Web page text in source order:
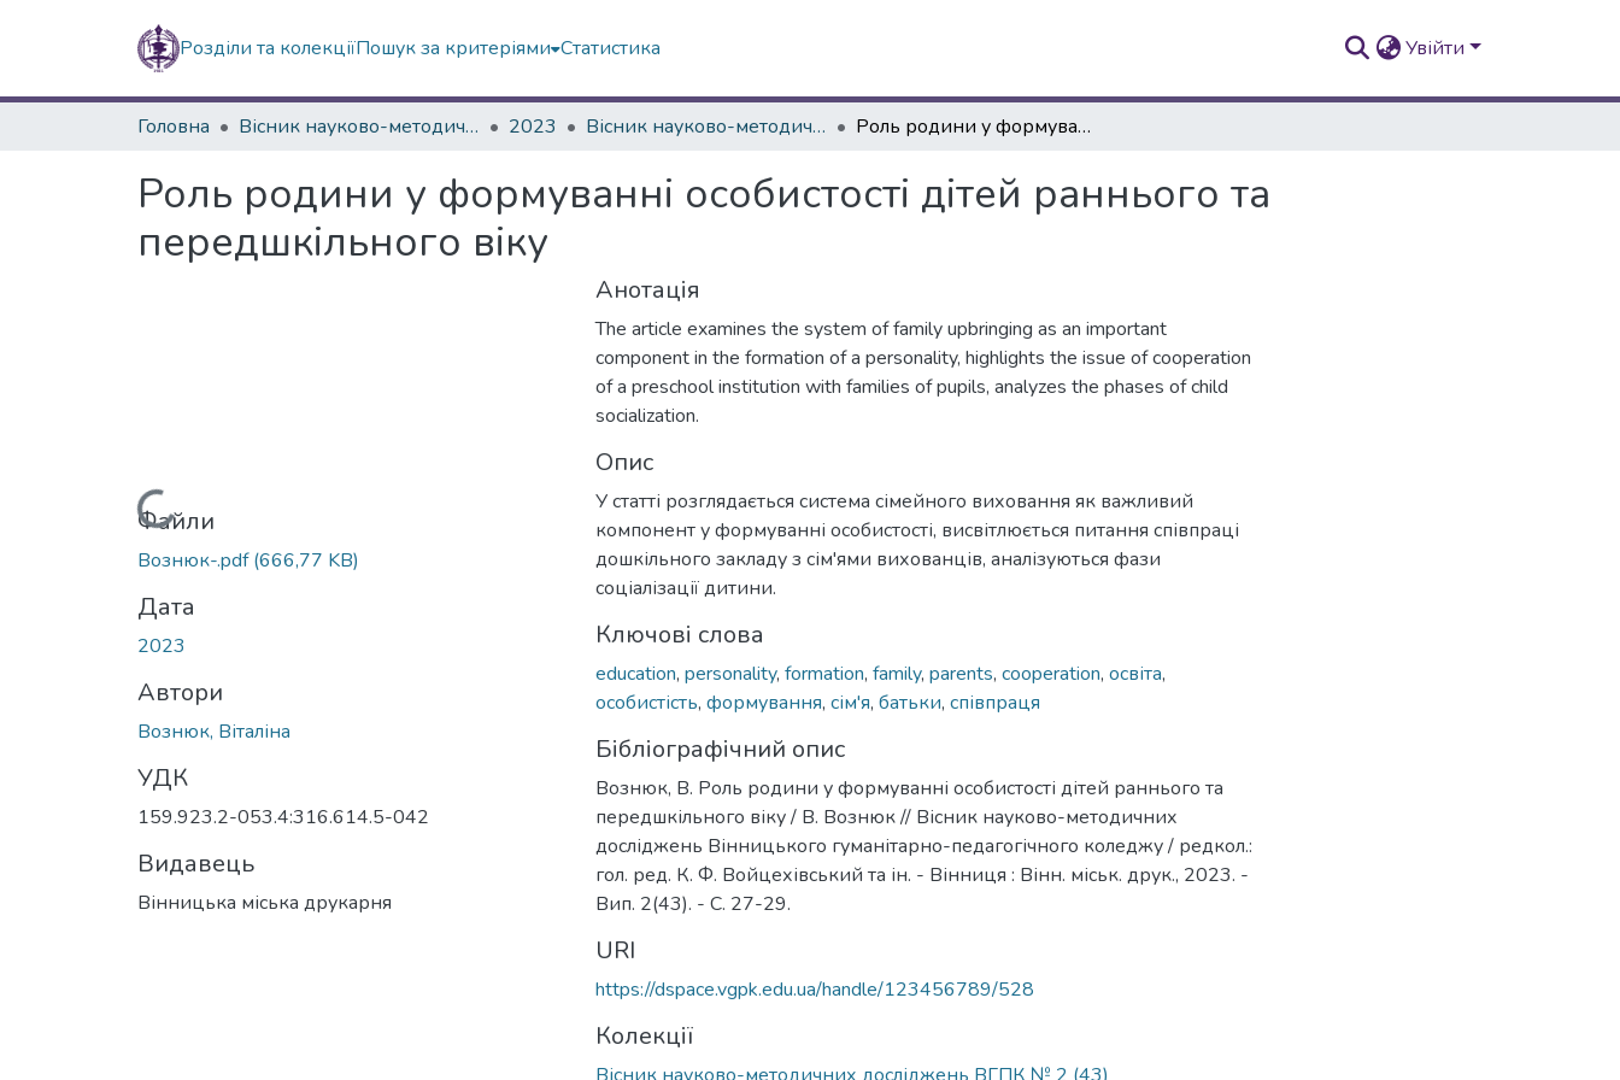
Розділи та колекціїПошук за критеріями Статистика Увійти
Головна Вісник науково-методичних досліджень ВГПК 2023 Вісник науково-методичних досліджень ВГПК № 2 (43) Роль родини у формуванні особистості дітей раннього та передшкільного віку
Роль родини у формуванні особистості дітей раннього та
передшкільного віку
Вантажиться...
Файли
Вознюк-.pdf(666,77 KB)
Дата
2023
Автори
Вознюк, Віталіна
УДК
159.923.2-053.4:316.614.5-042
Видавець
Вінницька міська друкарня
Анотація
The article examines the system of family upbringing as an important
component in the formation of a personality, highlights the issue of cooperation
of a preschool institution with families of pupils, analyzes the phases of child
socialization.
Опис
У статті розглядається система сімейного виховання як важливий
компонент у формуванні особистості, висвітлюється питання співпраці
дошкільного закладу з сім'ями вихованців, аналізуються фази
соціалізації дитини.
Ключові слова
education, personality, formation, family, parents, cooperation, освіта,
особистість, формування, сім'я, батьки, співпраця
Бібліографічний опис
Вознюк, В. Роль родини у формуванні особистості дітей раннього та
передшкільного віку / В. Вознюк // Вісник науково-методичних
досліджень Вінницького гуманітарно-педагогічного коледжу / редкол.:
гол. ред. К. Ф. Войцехівський та ін. - Вінниця : Вінн. міськ. друк., 2023. -
Вип. 2(43). - С. 27-29.
URI
https://dspace.vgpk.edu.ua/handle/123456789/528
Колекції